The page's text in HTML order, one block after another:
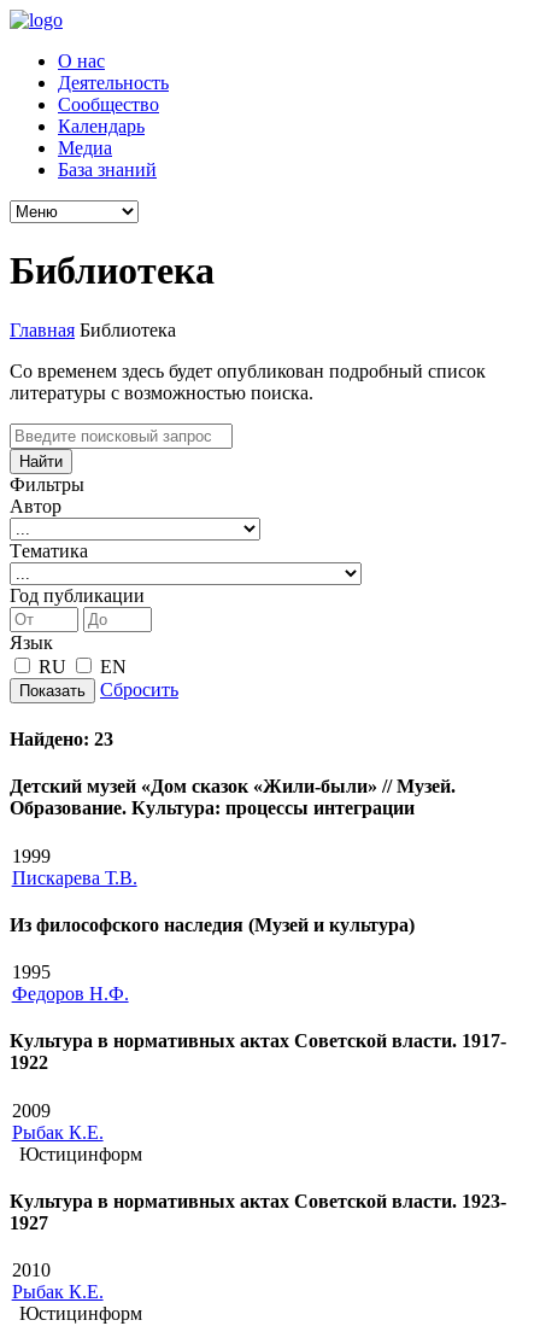
О нас
Деятельность
Сообщество
Календарь
Медиа
База знаний
Библиотека
Главная Библиотека
Со временем здесь будет опубликован подробный список
литературы с возможностью поиска.
Найти
Фильтры
Автор
Tематика
Год публикации
Язык
RU
EN
Показать Сбросить
Найдено: 23
Детский музей «Дом сказок «Жили-были» // Музей.
Образование. Культура: процессы интеграции
1999
Пискарева Т.В.
Из философского наследия (Музей и культура)
1995
Федоров Н.Ф.
Культура в нормативных актах Советской власти. 1917-
1922
2009
Рыбак К.Е.
Юстицинформ
Культура в нормативных актах Советской власти. 1923-
1927
2010
Рыбак К.Е.
Юстицинформ